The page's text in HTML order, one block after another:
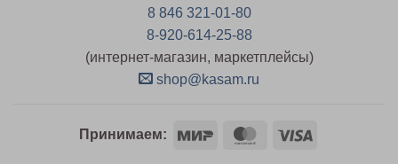
8 846 321-01-80
8-920-614-25-88
(интернет-магазин, маркетплейсы)
shop@kasam.ru
Принимаем: Mir MasterCard
Visa